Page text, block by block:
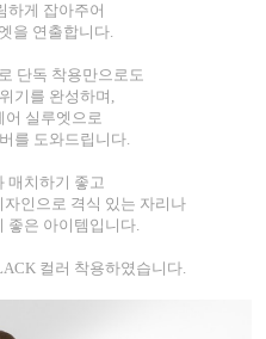
하게 잡아주어
을 연출합니다.
단독 착용만으로도
기를 완성하며,
어 실루엣으로
를 도와드립니다.
매치하기 좋고
인으로 격식 있는 자리나
좋은 아이템입니다.
컬러 착용하였습니다.